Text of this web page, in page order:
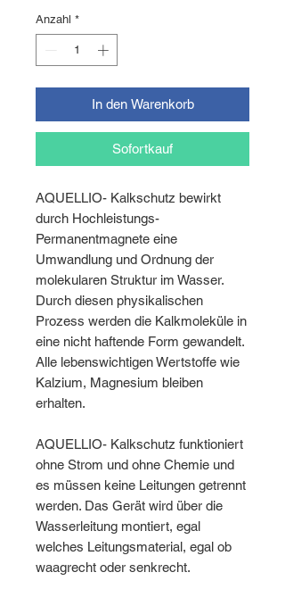
Anzahl *
In den Warenkorb
Sofortkauf
AQUELLIO- Kalkschutz bewirkt
durch Hochleistungs-
Permanentmagnete eine
Umwandlung und Ordnung der
molekularen Struktur im Wasser.
Durch diesen physikalischen
Prozess werden die Kalkmoleküle in
eine nicht haftende Form gewandelt.
Alle lebenswichtigen Wertstoffe wie
Kalzium, Magnesium bleiben
erhalten.
AQUELLIO- Kalkschutz funktioniert
ohne Strom und ohne Chemie und
es müssen keine Leitungen getrennt
werden. Das Gerät wird über die
Wasserleitung montiert, egal
welches Leitungsmaterial, egal ob
waagrecht oder senkrecht.